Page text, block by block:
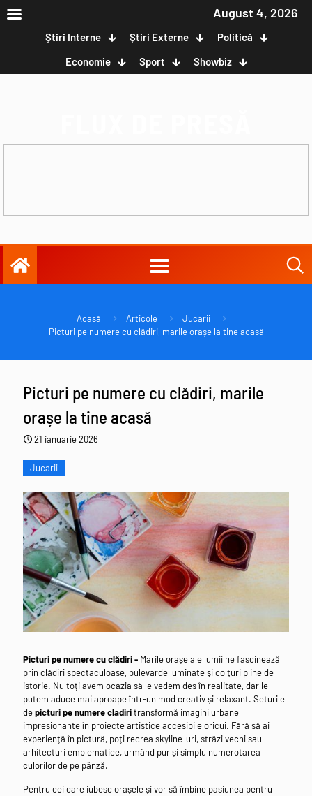
August 4, 2026
Știri Interne Știri Externe
Politică
Economie
Sport Showbiz
Acasă Articole
Jucarii
Picturi pe numere cu clădiri, marile orașe la tine acasă
Picturi pe numere cu clădiri, marile
orașe la tine acasă
21 ianuarie 2026
Jucarii
Picturi pe numere cu clădiri - Marile orașe ale lumii ne fascinează
prin clădiri spectaculoase, bulevarde luminate și colțuri pline de
istorie. Nu toți avem ocazia să le vedem des în realitate, dar le
putem aduce mai aproape într-un mod creativ și relaxant. Seturile
depicturi pe numere cladiritransformă imagini urbane
impresionante în proiecte artistice accesibile oricui. Fără să ai
experiență în pictură, poți recrea skyline-uri, străzi vechi sau
arhitecturi emblematice, urmând pur și simplu numerotarea
culorilor de pe pânză.
Pentru cei care iubesc orașele și vor să îmbine pasiunea pentru